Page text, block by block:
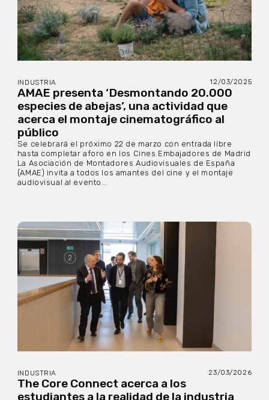
INDUSTRIA 12/03/2025
AMAE presenta ‘Desmontando 20.000
especies de abejas’, una actividad que
acerca el montaje cinematográfico al
público
Se celebrará el próximo 22 de marzo con entrada libre
hasta completar aforo en los Cines Embajadores de Madrid
La Asociación de Montadores Audiovisuales de España
(AMAE) invita a todos los amantes del cine y el montaje
audiovisual al evento...
INDUSTRIA 23/03/2026
The Core Connect acerca a los
estudiantes a la realidad de la industria